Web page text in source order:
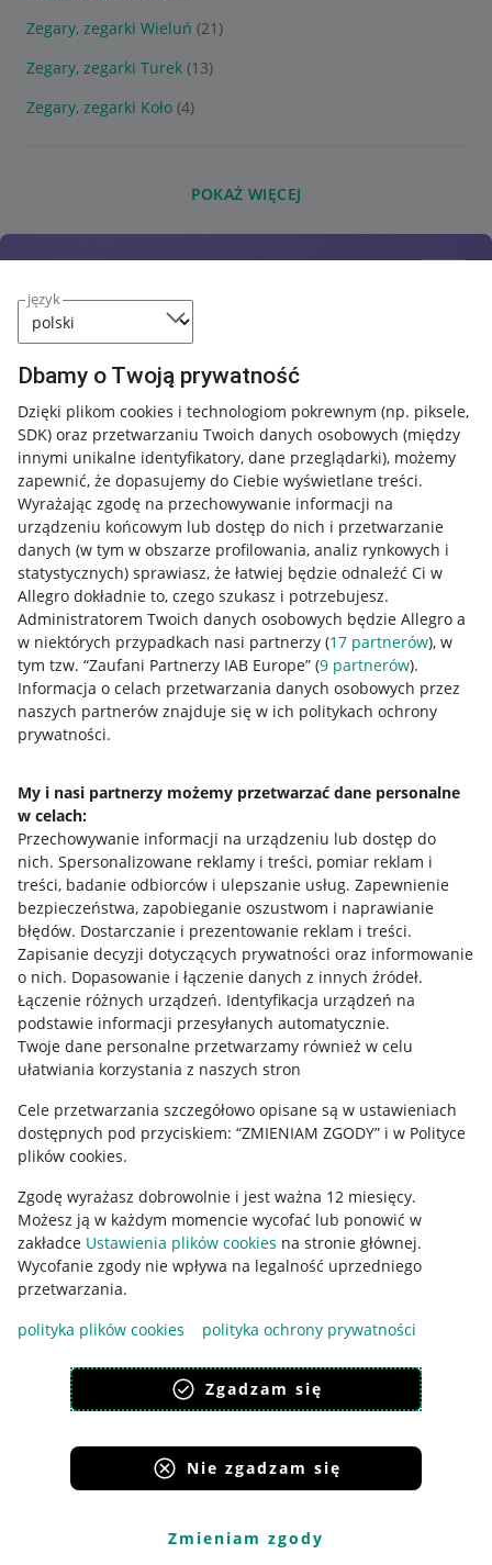
język
Dbamy o Twoją prywatność
Dzięki plikom cookies i technologiom pokrewnym (np. piksele,
SDK) oraz przetwarzaniu Twoich danych osobowych (między
innymi unikalne identyfikatory, dane przeglądarki), możemy
zapewnić, że dopasujemy do Ciebie wyświetlane treści.
Wyrażając zgodę na przechowywanie informacji na
urządzeniu końcowym lub dostęp do nich i przetwarzanie
danych (w tym w obszarze profilowania, analiz rynkowych i
statystycznych) sprawiasz, że łatwiej będzie odnaleźć Ci w
Allegro dokładnie to, czego szukasz i potrzebujesz.
Administratorem Twoich danych osobowych będzie Allegro a
w niektórych przypadkach nasi partnerzy (17 partnerów), w
tym tzw. “Zaufani Partnerzy IAB Europe” (9 partnerów).
Informacja o celach przetwarzania danych osobowych przez
naszych partnerów znajduje się w ich politykach ochrony
prywatności.
My i nasi partnerzy możemy przetwarzać dane personalne
w celach:
Przechowywanie informacji na urządzeniu lub dostęp do
nich. Spersonalizowane reklamy i treści, pomiar reklam i
treści, badanie odbiorców i ulepszanie usług. Zapewnienie
bezpieczeństwa, zapobieganie oszustwom i naprawianie
błędów. Dostarczanie i prezentowanie reklam i treści.
Zapisanie decyzji dotyczących prywatności oraz informowanie
o nich. Dopasowanie i łączenie danych z innych źródeł.
Łączenie różnych urządzeń. Identyfikacja urządzeń na
podstawie informacji przesyłanych automatycznie.
Twoje dane personalne przetwarzamy również w celu
ułatwiania korzystania z naszych stron
Cele przetwarzania szczegółowo opisane są w ustawieniach
dostępnych pod przyciskiem: “ZMIENIAM ZGODY” i w Polityce
plików cookies.
Zgodę wyrażasz dobrowolnie i jest ważna 12 miesięcy.
Możesz ją w każdym momencie wycofać lub ponowić w
zakładce Ustawienia plików cookies na stronie głównej.
Wycofanie zgody nie wpływa na legalność uprzedniego
przetwarzania.
polityka plików cookies
polityka ochrony prywatności
Zgadzam się
Nie zgadzam się
Zmieniam zgody
Zegary, zegarki Wieluń (21)
Zegary, zegarki Turek (13)
Zegary, zegarki Koło (4)
POKAŻ WIĘCEJ
Przydatne informacje
Jak to działa
Allegro Gadane dla sprzedających
Allegro Gadane dla kupujących
Mapa miejscowości
Informacje prawne
Regulamin
Polityka plików "cookies"
Ustawienia plików "cookies"
Udostępnianie lokalizacji
Informacje dla Aktu o Usługach Cyfrowych
Pobierz aplikację
Korzystanie z serwisu oznacza akceptacjęregulaminu